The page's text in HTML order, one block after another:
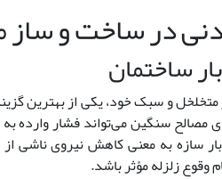
در ساخت‌ و ساز
ساختمان
متخلخل و سبک خود، یکی از بهترین
مصالح سنگین می‌تواند فشار وارده
سازه به معنی کاهش نیروی ناشی
زلزله مؤثر باشد.